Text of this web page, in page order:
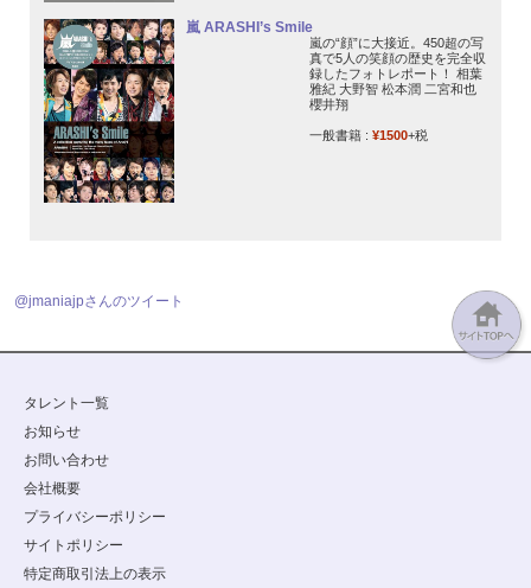
嵐 ARASHI’s Smile
嵐の“顔”に大接近。450超の写
真で5人の笑顔の歴史を完全収
録したフォトレポート！ 相葉
雅紀 大野智 松本潤 二宮和也
櫻井翔
一般書籍 : ¥1500+税
@jmaniajpさんのツイート
タレント一覧
お知らせ
お問い合わせ
会社概要
プライバシーポリシー
サイトポリシー
特定商取引法上の表示